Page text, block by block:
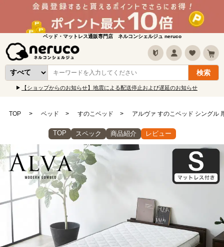
ベッド・マットレス通販専門店 ネルコンシェルジュ neruco
【ショップからのお知らせ】地震による配送停止および遅延のお知らせ
TOP ベッド すのこベッド アルヴァ すのこベッド シングル
TOP スペック 商品紹介 レビュー